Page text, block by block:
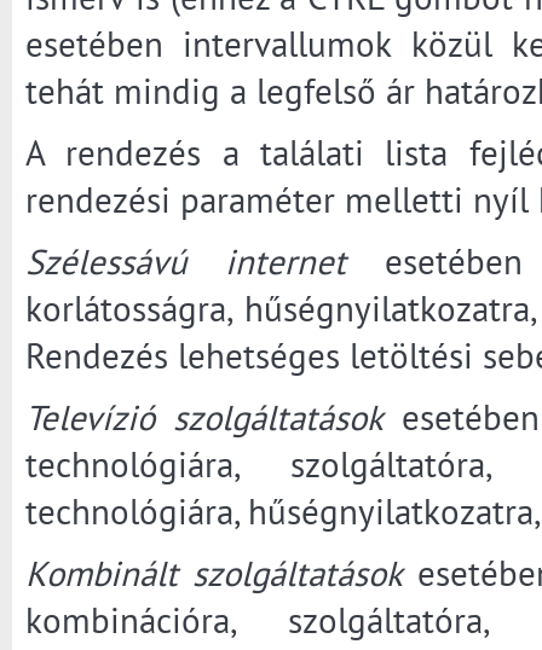
esetében intervallumok közül
tehát mindig a legfelső ár
A rendezés a találati lista
rendezési paraméter melletti nyíl
Szélessávú internetesetében
korlátosságra,
Rendezés lehetséges letöltési
Televízió szolgáltatások
technológiára,
technológiára,
Kombinált szolgáltatások
kombinációra,